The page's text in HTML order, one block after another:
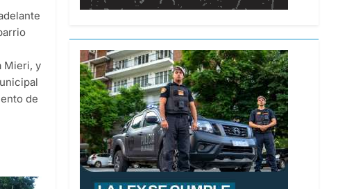
Mieri, y
de